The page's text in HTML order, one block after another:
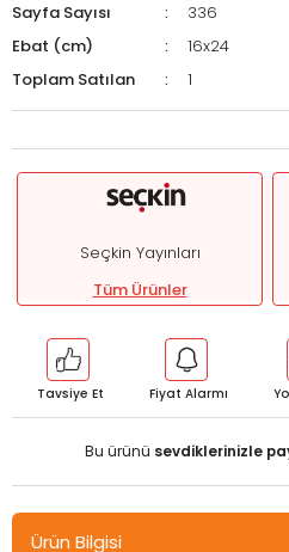
Sayfa Sayısı
336
Ebat (cm)
16x24
Toplam Satılan
1
Seçkin Yayınları
Tüm Ürünler
Tavsiye Et Fiyat Alarmı
Bu ürünü sevdiklerinizle
Ürün Bilgisi